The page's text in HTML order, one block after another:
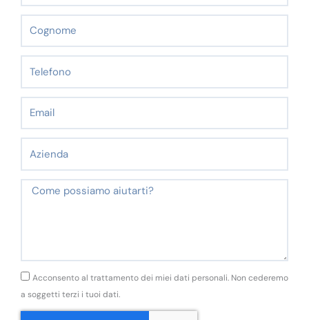
Messaggio
GDPRAcconsento al trattamento dei miei dati personali. Non cederemo
a soggetti terzi i tuoi dati.